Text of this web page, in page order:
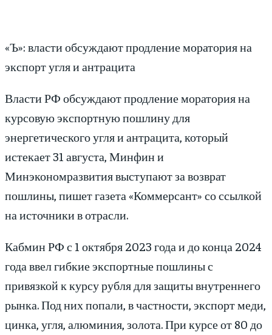
«Ъ»: власти обсуждают продление моратория на
экспорт угля и антрацита
Власти РФ обсуждают продление моратория на
курсовую экспортную пошлину для
энергетического угля и антрацита, который
истекает 31 августа, Минфин и
Минэкономразвития выступают за возврат
пошлины, пишет газета «Коммерсант» со ссылкой
на источники в отрасли.
Кабмин РФ с 1 октября 2023 года и до конца 2024
года ввел гибкие экспортные пошлины с
привязкой к курсу рубля для защиты внутреннего
рынка. Под них попали, в частности, экспорт меди,
цинка, угля, алюминия, золота. При курсе от 80 до